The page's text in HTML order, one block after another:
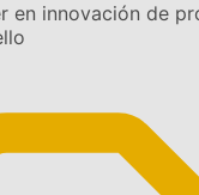
en innovación de